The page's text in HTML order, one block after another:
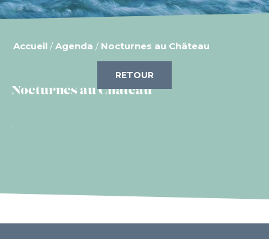
Accueil /Agenda / Nocturnes au Château
RETOUR
Nocturnes au Château